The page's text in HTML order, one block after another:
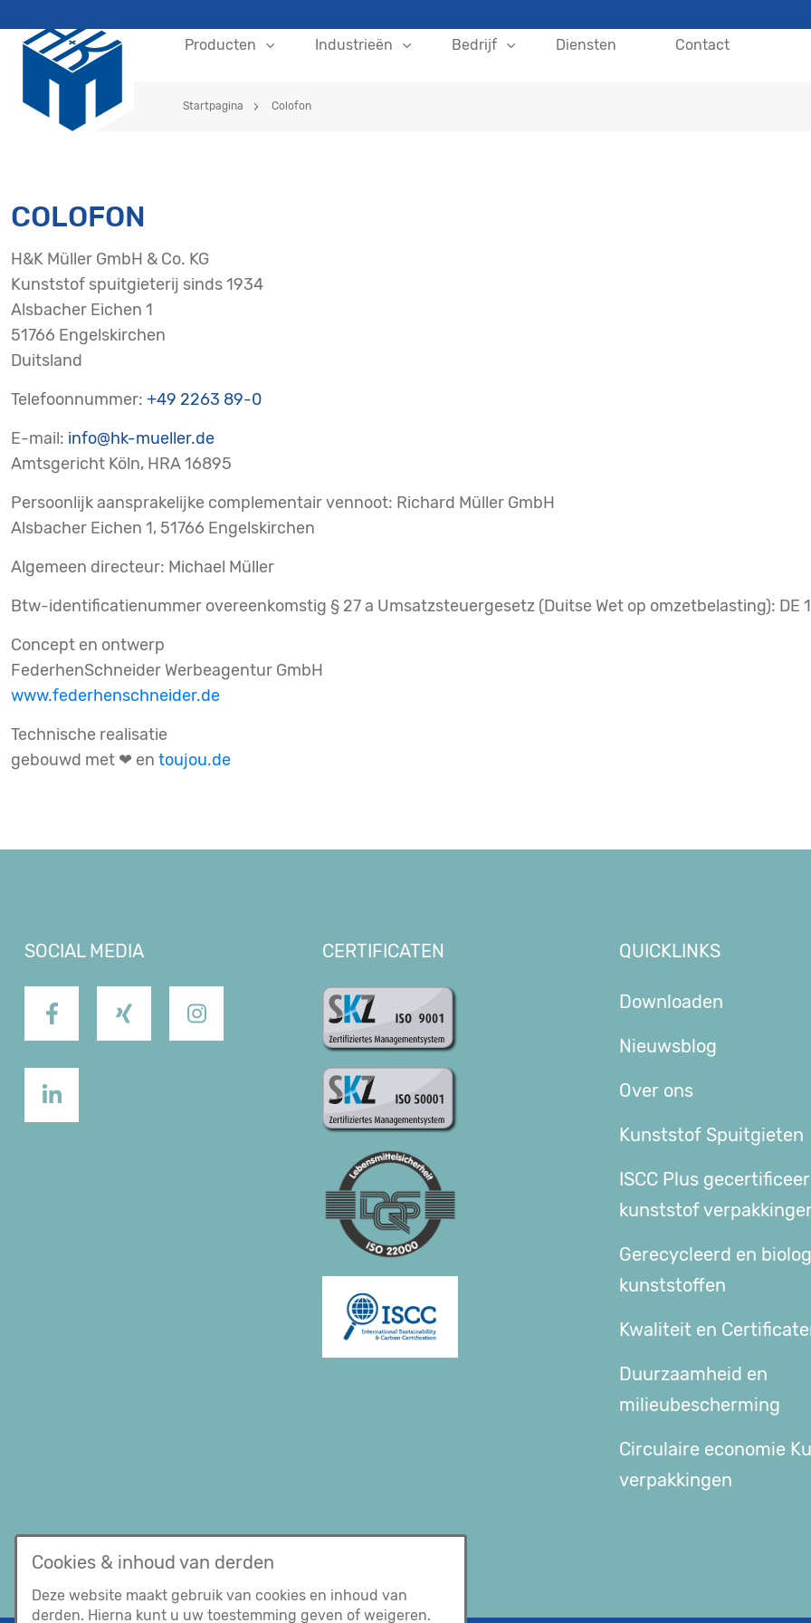
Producten Industrieën Bedrijf Diensten Contact
Startpagina Colofon
COLOFON
H&K Müller GmbH & Co. KG
Kunststof spuitgieterij sinds 1934
Alsbacher Eichen 1
51766 Engelskirchen
Duitsland
Telefoonnummer: +49 2263 89-0
E-mail: info@hk-mueller.de
Amtsgericht Köln, HRA 16895
Persoonlijk aansprakelijke complementair vennoot: Richard Müller GmbH
Alsbacher Eichen 1, 51766 Engelskirchen
Algemeen directeur: Michael Müller
Btw-identificatienummer overeenkomstig § 27 a Umsatzsteuergesetz (Duitse Wet op omzetbelasting): DE
Concept en ontwerp
FederhenSchneider Werbeagentur GmbH
www.federhenschneider.de
Technische realisatie
gebouwd met ❤ en toujou.de
SOCIAL MEDIA CERTIFICATEN
SKZ ISO 9001
SKZ ISO 50001
DQS
ISCC
QUICKLINKS
Downloaden
Nieuwsblog
Over ons
Kunststof Spuitgieten
ISCC Plus
kunststof
Gerecycleerd en
kunststoffen
Kwaliteit en
Duurzaamheid en
milieubescherming
Circulaire economie
verpakkingen
Cookies & inhoud van derden
Deze website maakt gebruik van cookies en inhoud van
derden. Hierna kunt u uw toestemming geven of weigeren.